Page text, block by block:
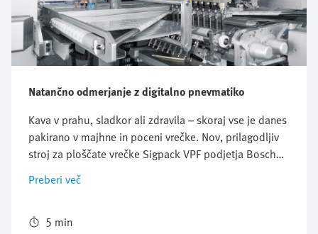
Natančno odmerjanje z digitalno pnevmatiko
Kava v prahu, sladkor ali zdravila – skoraj vse je danes
pakirano v majhne in poceni vrečke. Nov, prilagodljiv
stroj za ploščate vrečke Sigpack VPF podjetja Bosch
Packaging Technology zagotavlja pravo embalažo in
natančno razmerje mešanja. Kot prvi stroj za izdelavo
uporablja novopridobljeno prilagodljivost digitalne
Preberi več
5 min